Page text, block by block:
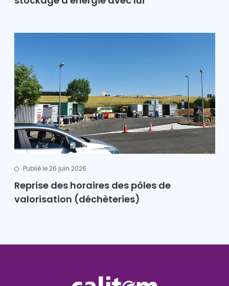
Publié le 26 juin 2026
Reprise des horaires des pôles de
valorisation (déchèteries)